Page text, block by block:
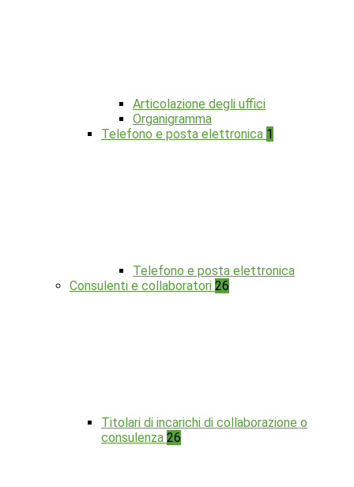
Articolazione degli uffici
Organigramma
Telefono e posta elettronica 1
Telefono e posta elettronica
Consulenti e collaboratori 26
Titolari di incarichi di collaborazione o
consulenza 26